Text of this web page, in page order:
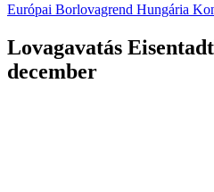
Európai Borlovagrend Hungária
Lovagavatás
december